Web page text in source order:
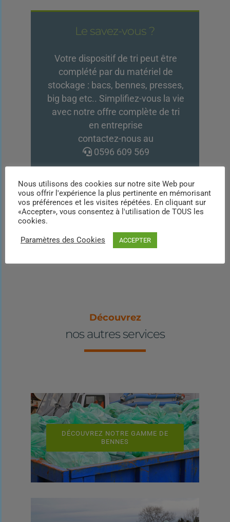
Le savez-vous ?
Votre dispositif de tri peut être
complété par du matériel de
stockage : bacs, bennes, presses,
big bag etc.. Simplifiez-vous la vie
avec notre offre complète de tri
en entreprise
contactez-nous au
0596 609 569
VOIR NOS BENNES
VOIR NOS BIG BAG
Découvrez
nos autres services
DÉCOUVREZ NOTRE GAMME DE
BENNES
Nous utilisons des cookies sur notre site Web pour
vous offrir l'expérience la plus pertinente en mémorisant
vos préférences et les visites répétées. En cliquant sur
«Accepter», vous consentez à l'utilisation de TOUS les
cookies.
Paramètres des Cookies ACCEPTER